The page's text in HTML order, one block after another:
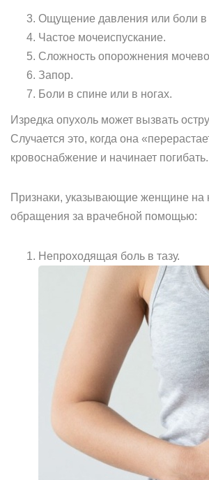
Ощущение давления или боли в
Частое мочеиспускание.
Сложность опорожнения
Запор.
Боли в спине или в ногах.
Изредка опухоль может вызвать
Случается это, когда она
кровоснабжение и начинает погибать.
Признаки, указывающие женщине на
обращения за врачебной помощью:
Непроходящая боль в тазу.